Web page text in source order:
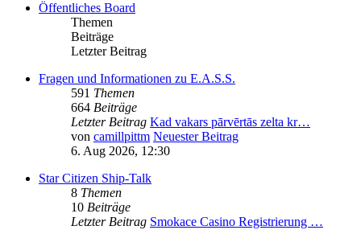
Öffentliches Board
Themen
Beiträge
Letzter Beitrag
Fragen und Informationen zu E.A.S.S.
591 Themen
664 Beiträge
Letzter Beitrag Kad vakars pārvērtās zelta kr…
von camillpittm Neuester Beitrag
6. Aug 2026, 12:30
Star Citizen Ship-Talk
8 Themen
10 Beiträge
Letzter Beitrag Smokace Casino Registrierung …